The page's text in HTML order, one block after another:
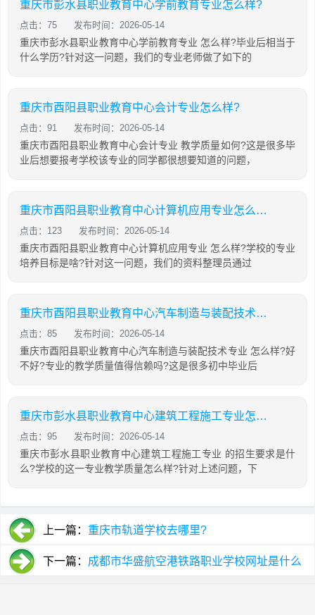
重庆市彭水县职业教育中心学前教育专业怎么样?
点击：75 发布时间：2026-05-14
重庆市彭水县职业教育中心学前教育专业 怎么样?毕业后相当于
什么学历?针对这一问题，我们的专业老师做了如下的
重庆市酉阳县职业教育中心会计专业怎么样?
点击：91 发布时间：2026-05-14
重庆市酉阳县职业教育中心会计专业 教学质量如何?这是很多毕
业后想要报考学校该专业的同学都很想要知道的问题，
重庆市酉阳县职业教育中心计算机应用专业怎么样?
点击：123 发布时间：2026-05-14
重庆市酉阳县职业教育中心计算机应用专业 怎么样?学校的专业
培养目标是啥?针对这一问题，我们的资料整理员通过
重庆市酉阳县职业教育中心汽车制造与装配技术专业怎么样?
点击：85 发布时间：2026-05-14
重庆市酉阳县职业教育中心汽车制造与装配技术专业 怎么样?好
不好?专业的教学质量值得信赖吗?这是很多初中毕业后
重庆市彭水县职业教育中心建筑工程施工专业怎么样?
点击：95 发布时间：2026-05-14
重庆市彭水县职业教育中心建筑工程施工专业 的招生要求是什
么?学校的这一专业教学质量怎么样?针对上述问题，下
上一篇： 重庆市轨道学校去哪里?
下一篇： 成都市华盛航空港铁路职业学校网址是什么